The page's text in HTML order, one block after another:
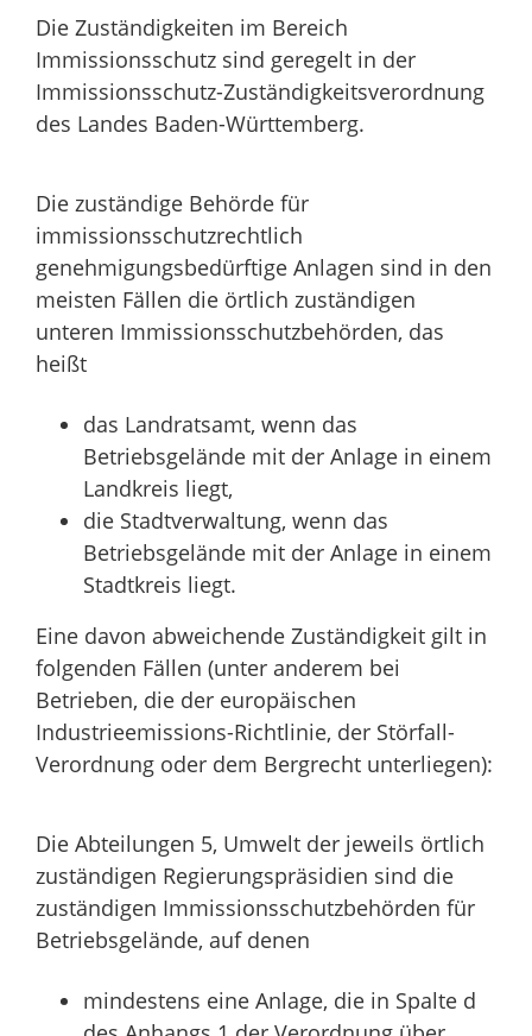
Die Zuständigkeiten im Bereich
Immissionsschutz sind geregelt in der
Immissionsschutz-Zuständigkeitsverordnung
des Landes Baden-Württemberg.
Die zuständige Behörde für
immissionsschutzrechtlich
genehmigungsbedürftige Anlagen sind in den
meisten Fällen die örtlich zuständigen
unteren Immissionsschutzbehörden, das
heißt
das Landratsamt, wenn das
Betriebsgelände mit der Anlage in einem
Landkreis liegt,
die Stadtverwaltung, wenn das
Betriebsgelände mit der Anlage in einem
Stadtkreis liegt.
Eine davon abweichende Zuständigkeit gilt in
folgenden Fällen (unter anderem bei
Betrieben, die der europäischen
Industrieemissions-Richtlinie, der Störfall-
Verordnung oder dem Bergrecht unterliegen):
Die Abteilungen 5, Umwelt der jeweils örtlich
zuständigen Regierungspräsidien sind die
zuständigen Immissionsschutzbehörden für
Betriebsgelände, auf denen
mindestens eine Anlage, die in Spalte d